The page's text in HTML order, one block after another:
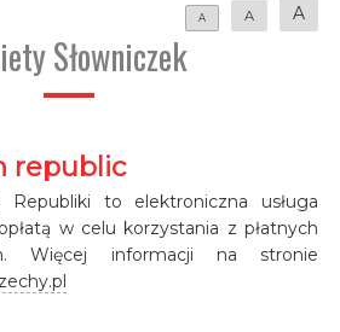
A A A
Słowniczek
republic
to elektroniczna usługa
w celu korzystania z płatnych
Więcej informacji na stronie